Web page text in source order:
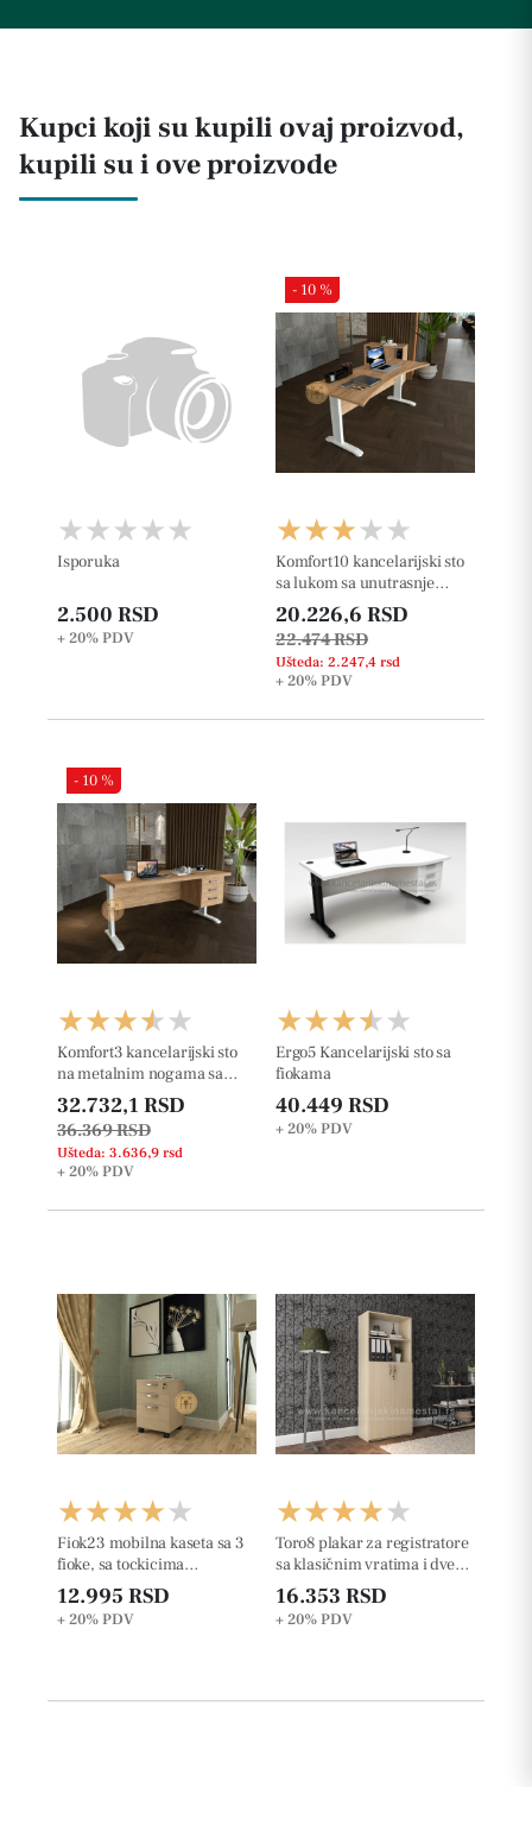
Kupci koji su kupili ovaj proizvod,
kupili su i ove proizvode
Isporuka
2.500 RSD
+ 20%PDV
Komfort10 kancelarijski sto
sa lukom sa unutrasnje
strane
- 10 %
20.226,6 RSD
22.474 RSD
Ušteda: 2.247,4 rsd
+ 20%PDV
Komfort3 kancelarijski sto
na metalnim nogama sa
fiokama
- 10 %
32.732,1 RSD
36.369 RSD
Ušteda: 3.636,9 rsd
+ 20%PDV
Ergo5 Kancelarijski sto sa
fiokama
40.449 RSD
+ 20%PDV
Fiok23 mobilna kaseta sa 3
fioke, sa tockicima
š42xd50xv63cm
12.995 RSD
+ 20%PDV
Toro8 plakar za registratore
sa klasičnim vratima i dve
otvorene police
16.353 RSD
+ 20%PDV